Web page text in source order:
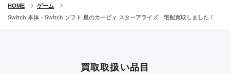
HOME
ゲーム
Switch 本体・Switch ソフト 星のカービィ スターアライズ 宅配買取しました！
買取取扱い品目